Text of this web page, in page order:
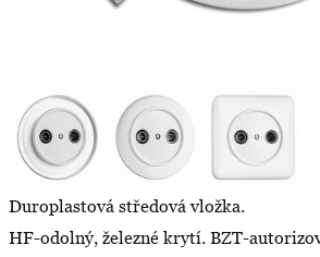
Duroplastová středová vložka.
HF-odolný, železné krytí. BZT-